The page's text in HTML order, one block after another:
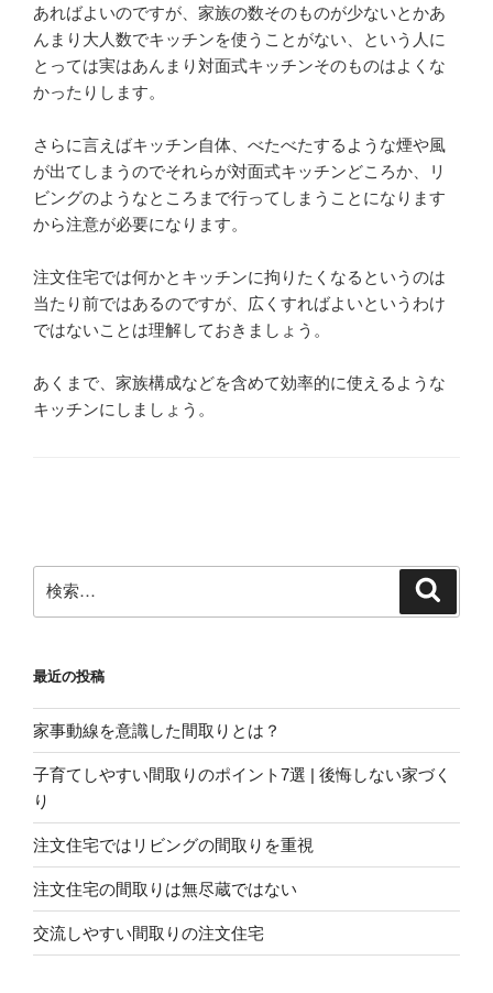
あればよいのですが、家族の数そのものが少ないとかあ
んまり大人数でキッチンを使うことがない、という人に
とっては実はあんまり対面式キッチンそのものはよくな
かったりします。
さらに言えばキッチン自体、べたべたするような煙や風
が出てしまうのでそれらが対面式キッチンどころか、リ
ビングのようなところまで行ってしまうことになります
から注意が必要になります。
注文住宅では何かとキッチンに拘りたくなるというのは
当たり前ではあるのですが、広くすればよいというわけ
ではないことは理解しておきましょう。
あくまで、家族構成などを含めて効率的に使えるような
キッチンにしましょう。
索:
最近の投稿
家事動線を意識した間取りとは？
子育てしやすい間取りのポイント7選 | 後悔しない家づく
り
注文住宅ではリビングの間取りを重視
注文住宅の間取りは無尽蔵ではない
交流しやすい間取りの注文住宅